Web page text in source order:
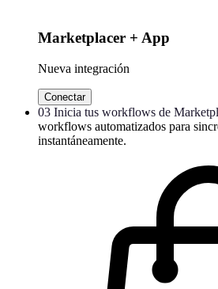
Marketplacer + App
Nueva integración
Conectar
03 Inicia tus workflows de
workflows automatizados para
instantáneamente.